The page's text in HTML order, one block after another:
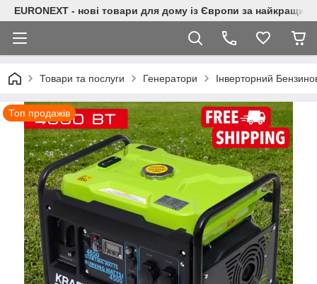
EURONEXT - нові товари для дому із Європи за
Товари та послуги Генератори Інверторний
Топ продажів